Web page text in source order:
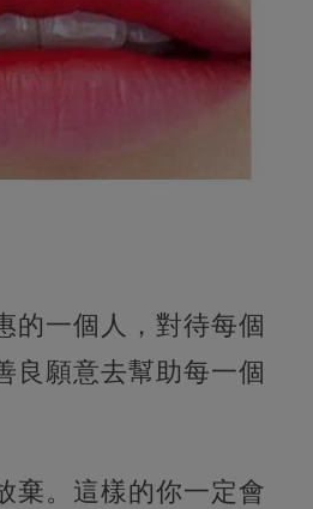
的一個人，對待每個
良願意去幫助每一個
棄。這樣的你一定會